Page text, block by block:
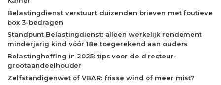
Belastingdienst verstuurt duizenden brieven met foutieve
box 3-bedragen
Standpunt Belastingdienst: alleen werkelijk rendement
minderjarig kind vóór 18e toegerekend aan ouders
Belastingheffing in 2025: tips voor de directeur-
grootaandeelhouder
Zelfstandigenwet of VBAR: frisse wind of meer mist?